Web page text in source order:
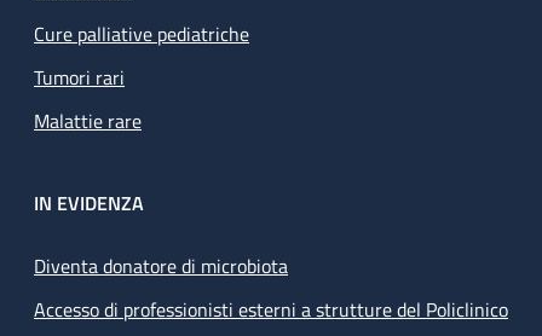
Cure palliative pediatriche
Tumori rari
Malattie rare
IN EVIDENZA
Diventa donatore di microbiota
Accesso di professionisti esterni a strutture del Policlinico